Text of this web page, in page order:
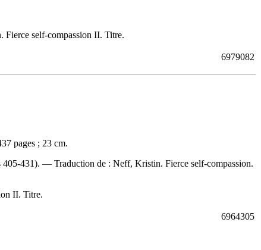
Fierce self-compassion II. Titre.
6979082
pages ; 23 cm.
405-431). — Traduction de : Neff, Kristin. Fierce self-compassion.
II. Titre.
6964305